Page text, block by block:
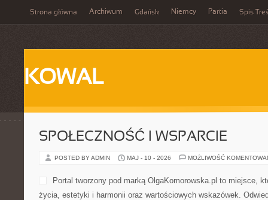
Strona główna Archiwum Gdańsk Niemcy Partia Spis
KOWAL
SPOŁECZNOŚĆ I WSPARCIE
POSTED BY ADMIN MAJ - 10 - 2026 MOŻLIWOŚĆ
Portal tworzony pod marką OlgaKomorowska.pl to miejsce,
życia, estetyki i harmonii oraz wartościowych wskazówek.